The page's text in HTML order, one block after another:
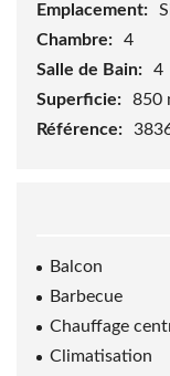
Emplacement:
Chambre:
4
Salle de Bain:
4
Superficie:
850
Référence:
Balcon
Barbecue
Chauffage
Climatisation